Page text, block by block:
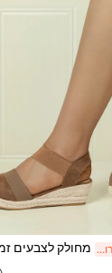
3 ימים אחרונים